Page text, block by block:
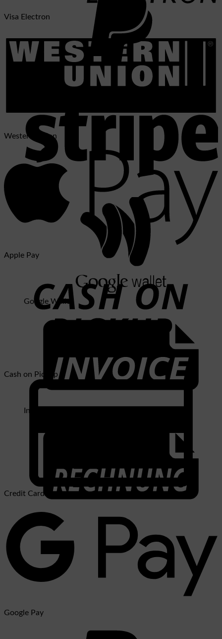
Google Wallet
Invoice
Visa Electron
Western Union
Apple Pay
Cash on Pickup
Credit Card 2
Google Pay